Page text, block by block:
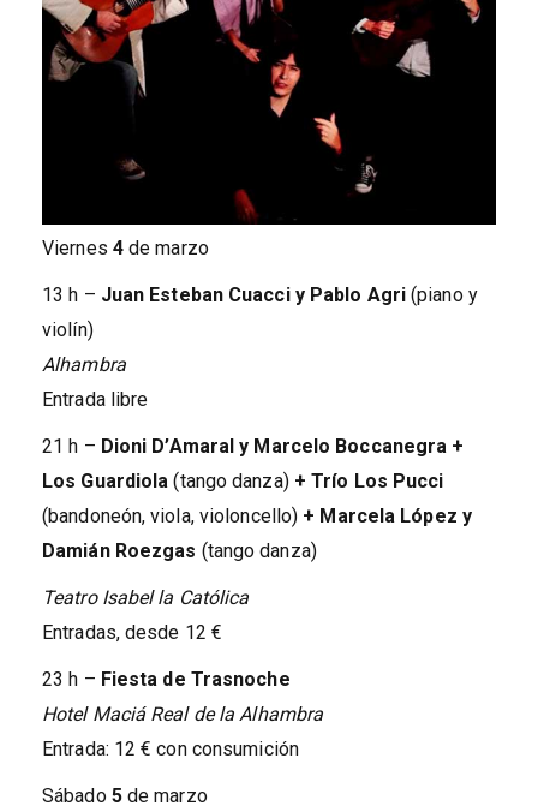
Viernes 4de marzo
13 h – Juan Esteban Cuacci y Pablo Agri(piano y
violín)
Alhambra
Entrada libre
21 h – Dioni D’Amaral y Marcelo Boccanegra +
Los Guardiola(tango danza)+ Trío Los Pucci
(bandoneón, viola, violoncello) + Marcela López y
Damián Roezgas (tango danza)
Teatro Isabel la Católica
Entradas, desde 12 €
23 h – Fiesta de Trasnoche
Hotel Maciá Real de la Alhambra
Entrada: 12 € con consumición
Sábado 5de marzo